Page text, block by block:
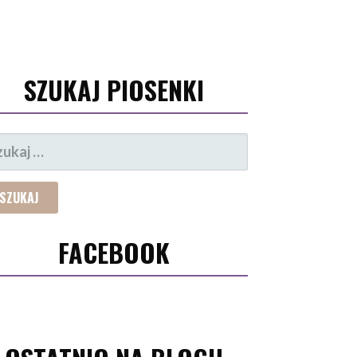
SZUKAJ PIOSENKI
FACEBOOK